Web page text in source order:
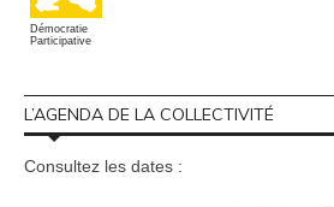
Démocratie
Participative
L’AGENDA DE LA COLLECTIVITÉ
Consultez les dates :